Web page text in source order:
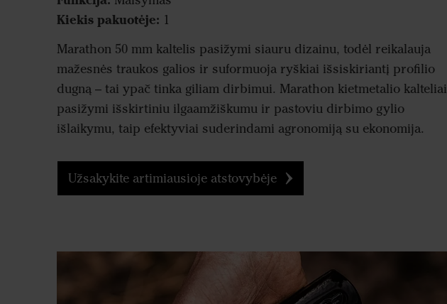
Kiekis pakuotėje: 1
Marathon 50 mm kaltelis pasižymi siauru dizainu, todėl reikalauja
mažesnės traukos galios ir suformuoja ryškiai išsiskiriantį profilio
dugną – tai ypač tinka giliam dirbimui. Marathon kietmetalio kalteliai
pasižymi išskirtiniu ilgaamžiškumu ir pastoviu dirbimo gylio
išlaikymu, taip efektyviai suderindami agronomiją su ekonomija.
Užsakykite artimiausioje atstovybėje